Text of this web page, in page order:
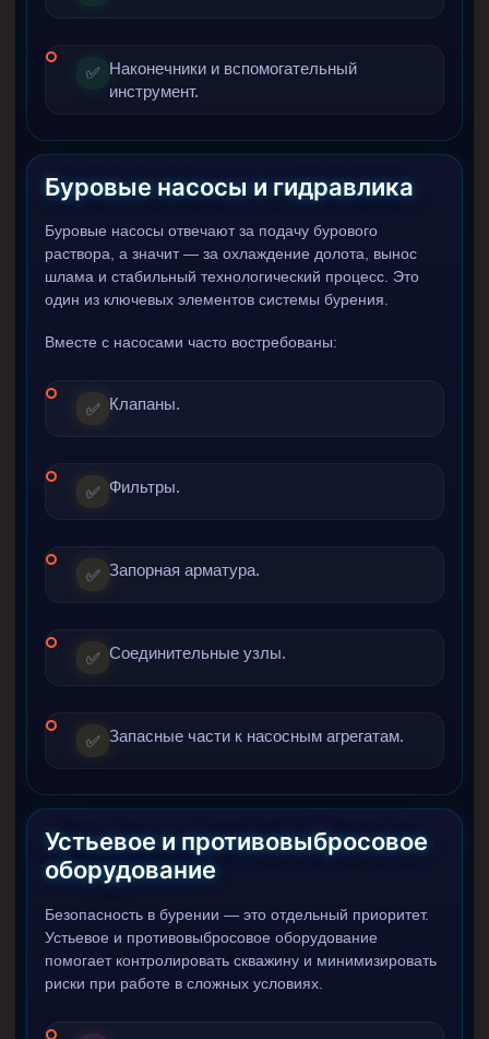
✅ Наконечники и вспомогательный
инструмент.
Буровые насосы и гидравлика
Буровые насосы отвечают за подачу бурового
раствора, а значит — за охлаждение долота, вынос
шлама и стабильный технологический процесс. Это
один из ключевых элементов системы бурения.
Вместе с насосами часто востребованы:
✅ Клапаны.
✅ Фильтры.
✅ Запорная арматура.
✅ Соединительные узлы.
✅ Запасные части к насосным агрегатам.
Устьевое и противовыбросовое
оборудование
Безопасность в бурении — это отдельный приоритет.
Устьевое и противовыбросовое оборудование
помогает контролировать скважину и минимизировать
риски при работе в сложных условиях.